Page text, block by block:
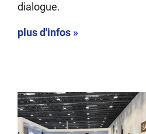
dialogue.
plus d'infos »